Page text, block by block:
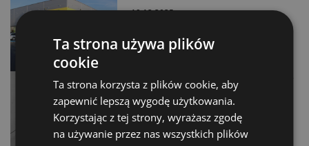
19.12.2025
Rynek używanego sprzętu w Europie
– III kwartał 2025
13.12.2025
Ta strona używa plików
cookie
Ta strona korzysta z plików cookie, aby
zapewnić lepszą wygodę użytkowania.
Korzystając z tej strony, wyrażasz zgodę
na używanie przez nas wszystkich plików